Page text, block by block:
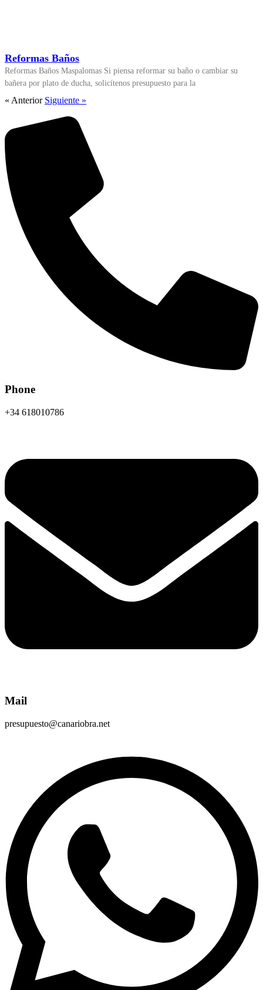
Reformas Baños
Reformas Baños Maspalomas Si piensa reformar su baño o cambiar su
bañera por plato de ducha, solicítenos presupuesto para la
« Anterior Siguiente »
Phone
+34 618010786
Mail
presupuesto@canariobra.net